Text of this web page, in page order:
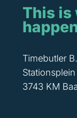
This is
Timebutler
3743 KM